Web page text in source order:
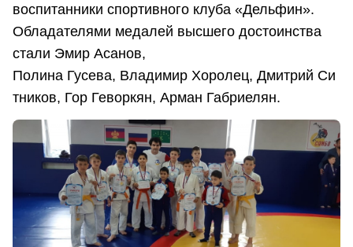
воспитанники спортивного клуба «Дельфин».
Обладателями медалей высшего достоинства
стали Эмир Асанов,
Полина Гусева, Владимир Хоролец, Дмитрий Си
тников, Гор Геворкян, Арман Габриелян.